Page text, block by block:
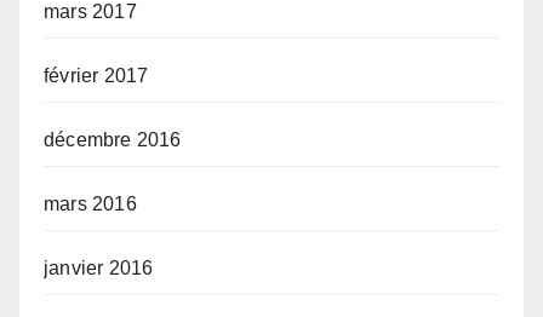
mars 2017
février 2017
décembre 2016
mars 2016
janvier 2016